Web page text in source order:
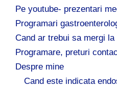
Pe youtube- prezentari
Programari
Cand ar trebui sa mergi
Programare, preturi
Despre mine
Cand este indicata